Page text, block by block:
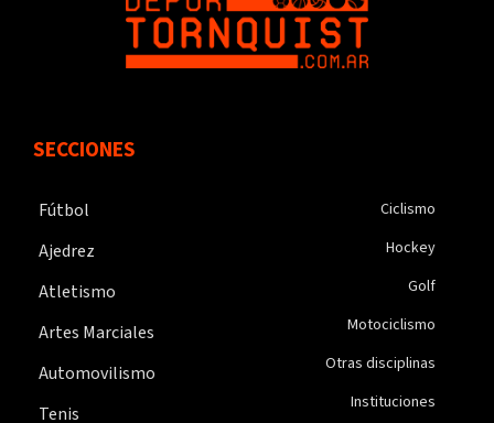
SECCIONES
Fútbol
Ajedrez
Atletismo
Artes Marciales
Automovilismo
Tenis
Ciclismo
Hockey
Golf
Motociclismo
Otras disciplinas
Instituciones